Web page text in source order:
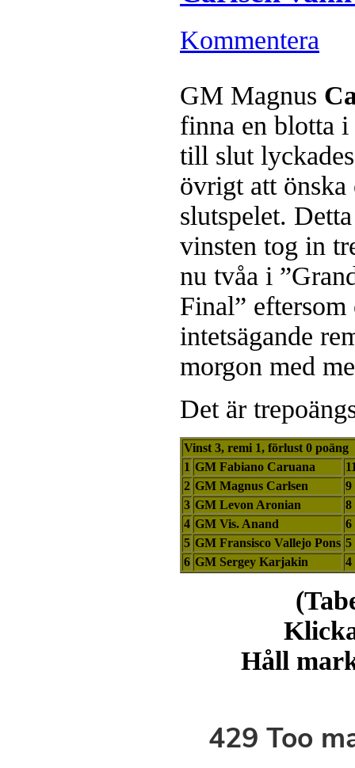
Kommentera
GM Magnus
finna en blotta
till slut
övrigt att önska
slutspelet.
vinsten tog in
nu tvåa i
Final”
intetsägande
morgon med
Det är
Vinst 3, remi 1, förlust 0 poäng
1 GM Fabiano Caruana
2 GM Magnus Carlsen
9
3 GM Levon Aronian
8
4 GM Vis. Anand
6
5 GM Fransisco Vallejo Pons 5
6 GM Sergey Karjakin 4
Håll